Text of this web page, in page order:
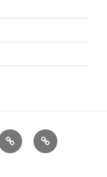
Kontakt Chce
dołączyć!